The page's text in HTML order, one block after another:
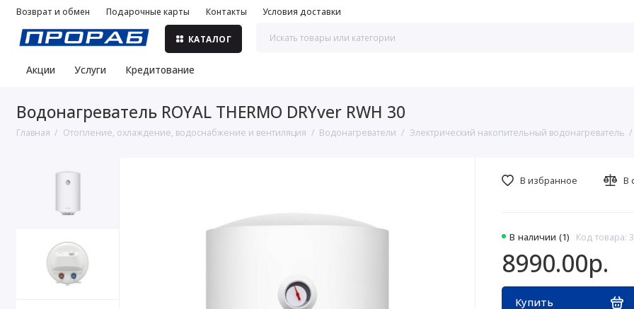
Возврат и обмен Подарочные карты Контакты Условия доставки
КАТАЛОГ
Акции Услуги Кредитование
Водонагреватель ROYAL THERMO DRYver RWH 30
Главная Отопление, охлаждение, водоснабжение и вентиляция Водонагреватели Электрический накопительный водонагреватель
В наличии (1) Код товара:
8990.00р.
Купить
В избранное В